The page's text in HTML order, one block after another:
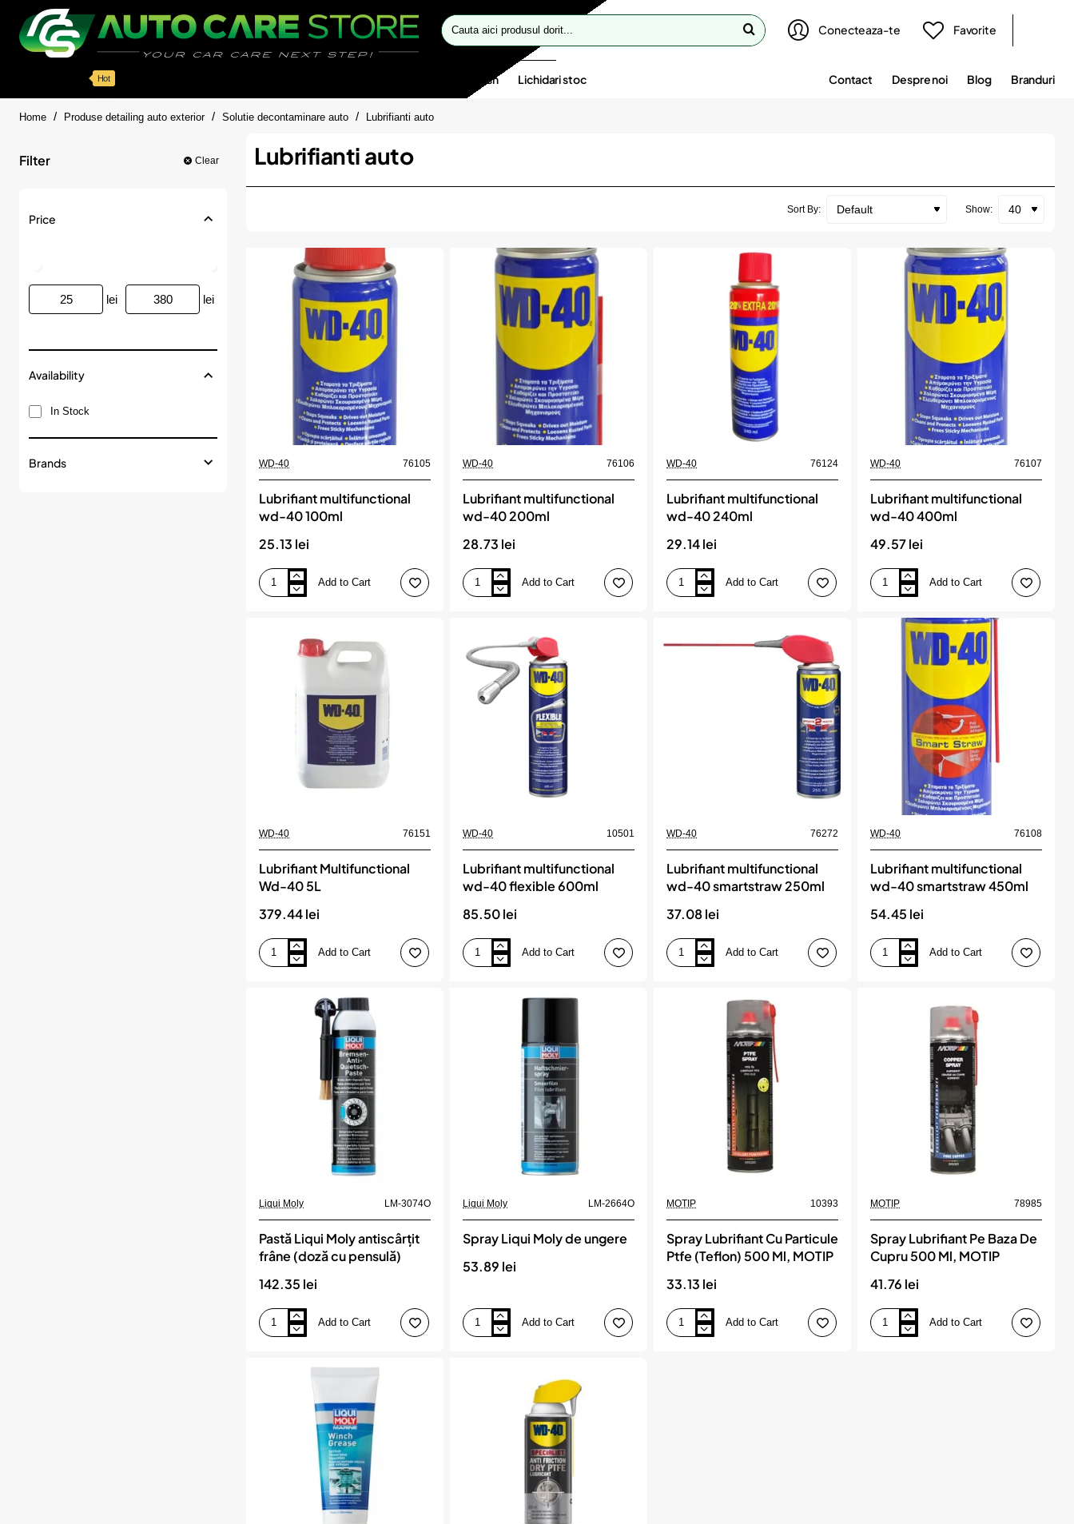
Cauta
aici
Conecteaza-te Favorite
Hot Oferte flash Lichidari stoc Contact Despre noi Blog Branduri
Home homeProduse detailing auto exterior Solutie decontaminare auto Lubrifianti auto
Filter Clear
Price
lei lei
Availability
In Stock
Brands
Lubrifianti auto
Sort By: Show:
WD-40 76105
Lubrifiant multifunctional
wd-40 100ml
25.13 lei
Lubrifiant
multifunctional
Add to Cart
WD-40 76106
Lubrifiant multifunctional
wd-40 200ml
28.73 lei
Lubrifiant
multifunctional
Add to Cart
WD-40 76124
Lubrifiant multifunctional
wd-40 240ml
29.14 lei
Lubrifiant
multifunctional
Add to Cart
WD-40 76107
Lubrifiant multifunctional
wd-40 400ml
49.57 lei
Lubrifiant
multifunctional
Add to Cart
WD-40 76151
Lubrifiant Multifunctional
Wd-40 5L
379.44 lei
Lubrifiant
Multifunctional
Add to Cart
WD-40 10501
Lubrifiant multifunctional
wd-40 flexible 600ml
85.50 lei
Lubrifiant
multifunctional
Add to Cart
WD-40 76272
Lubrifiant multifunctional
wd-40 smartstraw 250ml
37.08 lei
Lubrifiant
multifunctional
Add to Cart
WD-40 76108
Lubrifiant multifunctional
wd-40 smartstraw 450ml
54.45 lei
Lubrifiant
multifunctional
Add to Cart
Liqui Moly LM-3074O
Pastă Liqui Moly antiscârțit
frâne (doză cu pensulă)
142.35 lei
Pastă
Liqui
Add to Cart
Liqui Moly LM-2664O
Spray Liqui Moly de ungere
53.89 lei
Spray
Liqui
Add to Cart
MOTIP 10393
Spray Lubrifiant Cu Particule
Ptfe (Teflon) 500 Ml, MOTIP
33.13 lei
Spray
Lubrifiant
Add to Cart
MOTIP 78985
Spray Lubrifiant Pe Baza De
Cupru 500 Ml, MOTIP
41.76 lei
Spray
Lubrifiant
Add to Cart